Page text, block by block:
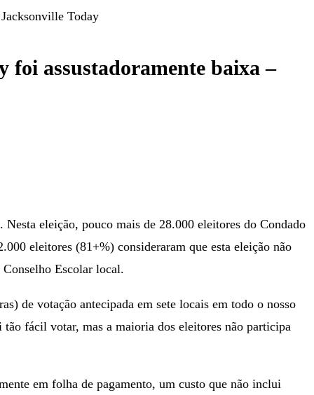
Today
foi assustadoramente baixa –
eleição, pouco mais de 28.000 eleitores do Condado
eleitores (81+%) consideraram que esta eleição não
Escolar local.
de votação antecipada em sete locais em todo o nosso
fácil votar, mas a maioria dos eleitores não participa
em folha de pagamento, um custo que não inclui